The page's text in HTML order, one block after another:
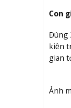
Con
Đúng
kiên
gian
Ảnh